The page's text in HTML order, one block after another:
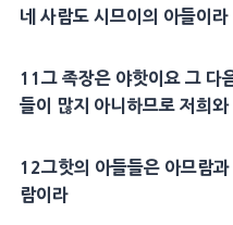
네 사람도 시므이 의 아들이라
11 그 족장은 야핫이요 그 다
들이 많지 아니하므로 저희
12그핫의 아들들은 아므람과
람이라